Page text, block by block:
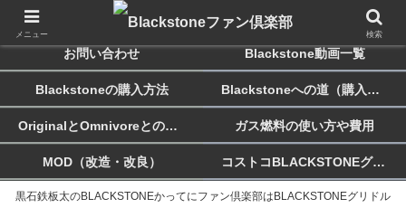
黒石鉄板太のBLACKSTONEかってにファン倶楽部はBLACKSTONEグリドル
ホーム Blackstoneのススメ
お問い合わせ Blackstone動画一覧
Blackstoneの購入方法 Blackstoneへの道（購入記）
OriginalとOmnivoreとの違い ガス燃料の使い方や費用
MOD（改造・改良） コストコBLACKSTONEグリドルについて
メニュー 検索